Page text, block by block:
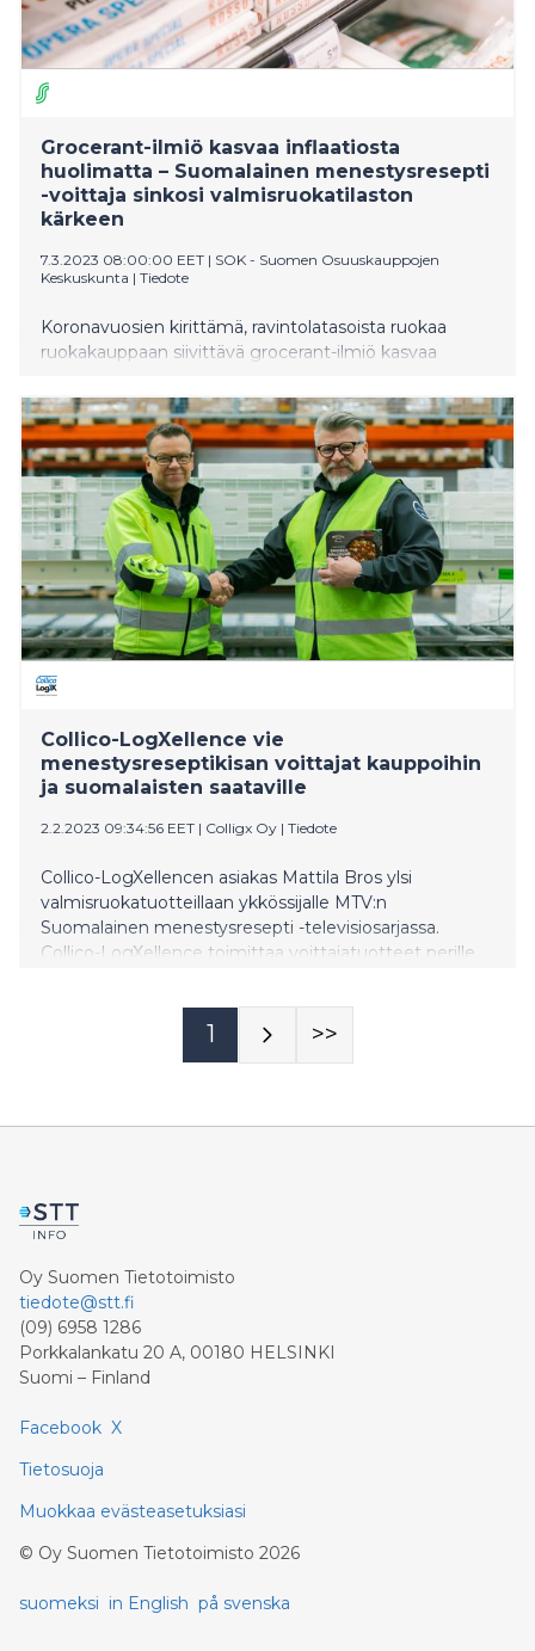
Grocerant-ilmiö kasvaa inflaatiosta
huolimatta – Suomalainen menestysresepti
-voittaja sinkosi valmisruokatilaston
kärkeen
7.3.2023 08:00:00 EET | SOK - Suomen Osuuskauppojen
Keskuskunta | Tiedote
Koronavuosien kirittämä, ravintolatasoista ruokaa
ruokakauppaan siivittävä grocerant-ilmiö kasvaa
valitsevat inflaation vuoksi yhä useammin
edullisempia tuotteita. Ilmiö siivittää ruokakauppaan
tuttuja ravintolabrändejä ja myös laadukkaita
valmisruokia.
Collico-LogXellence vie
menestysreseptikisan voittajat kauppoihin
ja suomalaisten saataville
2.2.2023 09:34:56 EET | Colligx Oy | Tiedote
Collico-LogXellencen asiakas Mattila Bros ylsi
valmisruokatuotteillaan ykkössijalle MTV:n
Suomalainen menestysresepti -televisiosarjassa.
Collico-LogXellence toimittaa voittajatuotteet perille
1 >>
Oy Suomen Tietotoimisto
tiedote@stt.fi
(09) 6958 1286
Porkkalankatu 20 A, 00180 HELSINKI
Suomi – Finland
Facebook X
Tietosuoja
Muokkaa evästeasetuksiasi
© Oy Suomen Tietotoimisto 2026
suomeksi in English på svenska